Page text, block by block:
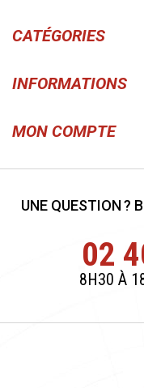
CATÉGORIES
INFORMATIONS
MON COMPTE
UNE QUESTION ?
02
8H30 À